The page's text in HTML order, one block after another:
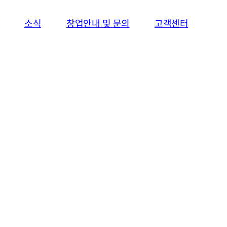
소식 창업안내 및 문의 고객센터